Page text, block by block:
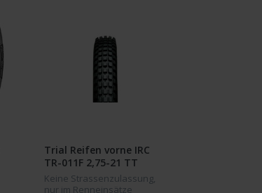
Trial Reifen vorne IRC
TR-011F 2,75-21 TT
Keine Strassenzulassung,
nur im Renneinsätze